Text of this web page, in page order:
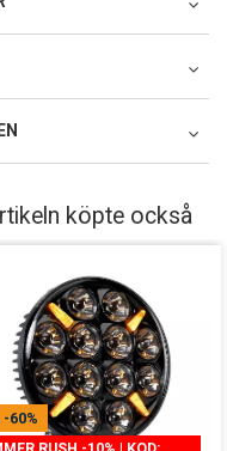
köpte också
-60%